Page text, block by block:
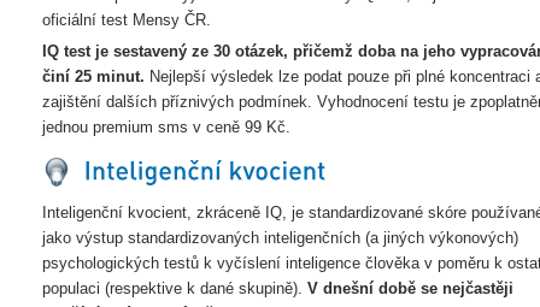
oficiální test Mensy ČR.
IQ test je sestavený ze 30 otázek, přičemž doba na jeho
činí 25 minut. Nejlepší výsledek lze podat pouze při plné koncentraci
zajištění dalších příznivých podmínek. Vyhodnocení testu je
jednou premium sms v ceně 99 Kč.
Inteligenční kvocient, zkráceně IQ, je standardizované skóre
jako výstup standardizovaných inteligenčních (a jiných výkonových)
psychologických testů k vyčíslení inteligence člověka v poměru k
populaci (respektive k dané skupině). V dnešní době se nejčastěji